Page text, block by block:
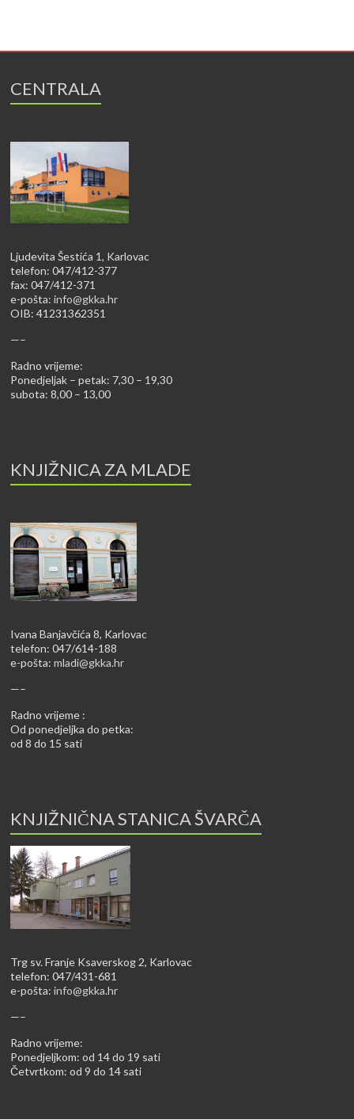
CENTRALA
Ljudevita Šestića 1, Karlovac
telefon: 047/412-377
fax: 047/412-371
e-pošta:info@gkka.hr
OIB: 41231362351
—–
Radno vrijeme:
Ponedjeljak – petak: 7,30 – 19,30
subota: 8,00 – 13,00
KNJIŽNICA ZA MLADE
Ivana Banjavčića 8, Karlovac
telefon: 047/614-188
e-pošta:mladi@gkka.hr
—–
Radno vrijeme :
Od ponedjeljka do petka:
od 8 do 15 sati
KNJIŽNIČNA STANICA ŠVARČA
Trg sv. Franje Ksaverskog 2, Karlovac
telefon: 047/431-681
e-pošta:info@gkka.hr
—–
Radno vrijeme:
Ponedjeljkom: od 14 do 19 sati
Četvrtkom: od 9 do 14 sati